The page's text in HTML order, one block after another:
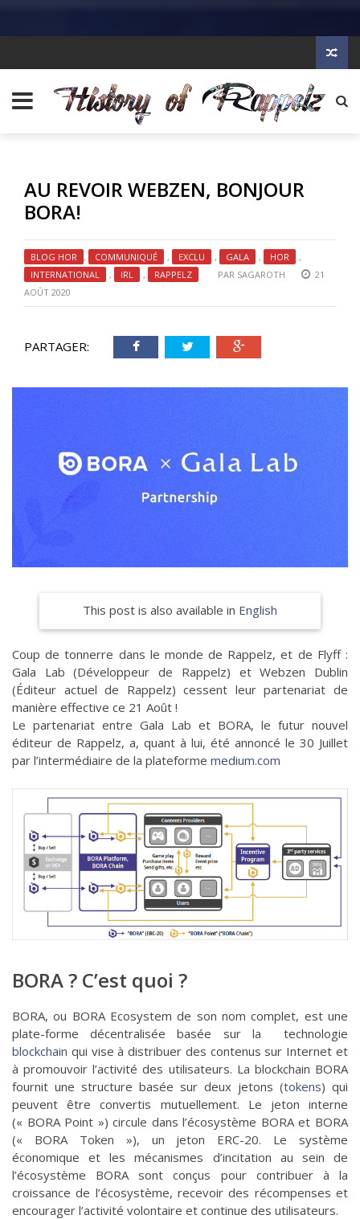
AU REVOIR WEBZEN, BONJOUR
BORA!
BLOG HOR , COMMUNIQUÉ , EXCLU , GALA , HOR
,
INTERNATIONAL
, IRL , RAPPELZ PAR SAGAROTH
21
AOÛT 2020
PARTAGER:
This post is also available in English
Coup de tonnerre dans le monde de Rappelz, et de Flyff :
Gala Lab (Développeur de Rappelz) et Webzen Dublin
(Éditeur actuel de Rappelz) cessent leur partenariat de
manière effective ce 21 Août !
Le partenariat entre Gala Lab et BORA, le futur nouvel
éditeur de Rappelz, a, quant à lui, été annoncé le 30 Juillet
par l’intermédiaire de la plateforme medium.com
BORA ? C’est quoi ?
BORA, ou BORA Ecosystem de son nom complet, est une
plate-forme décentralisée basée sur la technologie
blockchain qui vise à distribuer des contenus sur Internet et
à promouvoir l’activité des utilisateurs. La blockchain BORA
fournit une structure basée sur deux jetons (tokens) qui
peuvent être convertis mutuellement. Le jeton interne
(« BORA Point ») circule dans l’écosystème BORA et BORA
(« BORA Token »), un jeton ERC-20. Le système
économique et les mécanismes d’incitation au sein de
l’écosystème BORA sont conçus pour contribuer à la
croissance de l’écosystème, recevoir des récompenses et
encourager l’activité volontaire et continue des utilisateurs.